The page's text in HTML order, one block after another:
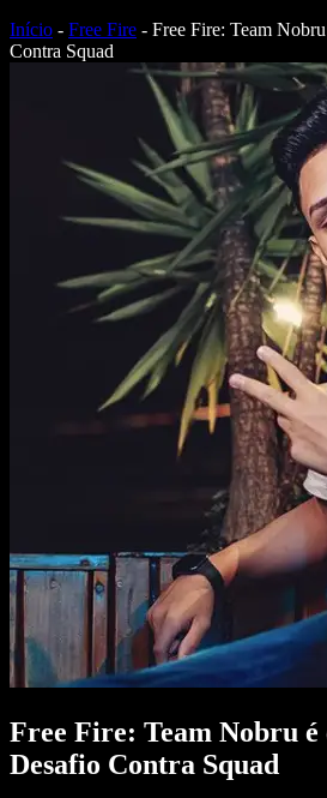
Início - Free Fire - Free Fire: Team
Contra Squad
Free Fire: Team Nobru é
Desafio Contra Squad